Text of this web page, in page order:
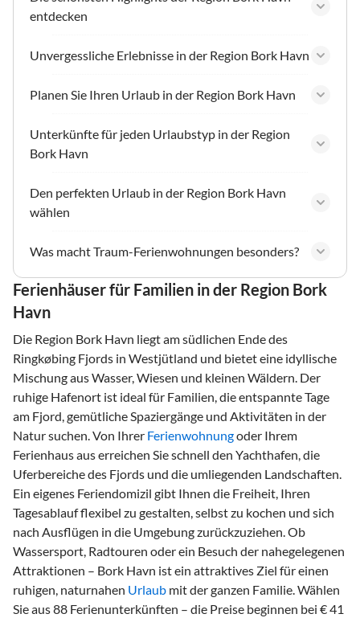
entdecken
Unvergessliche Erlebnisse in der Region Bork Havn
Planen Sie Ihren Urlaub in der Region Bork Havn
Unterkünfte für jeden Urlaubstyp in der Region
Bork Havn
Den perfekten Urlaub in der Region Bork Havn
wählen
Was macht Traum-Ferienwohnungen besonders?
Ferienhäuser für Familien in der Region Bork
Havn
Die Region Bork Havn liegt am südlichen Ende des
Ringkøbing Fjords in Westjütland und bietet eine idyllische
Mischung aus Wasser, Wiesen und kleinen Wäldern. Der
ruhige Hafenort ist ideal für Familien, die entspannte Tage
am Fjord, gemütliche Spaziergänge und Aktivitäten in der
Natur suchen. Von Ihrer Ferienwohnungoder Ihrem
Ferienhaus aus erreichen Sie schnell den Yachthafen, die
Uferbereiche des Fjords und die umliegenden Landschaften.
Ein eigenes Feriendomizil gibt Ihnen die Freiheit, Ihren
Tagesablauf flexibel zu gestalten, selbst zu kochen und sich
nach Ausflügen in die Umgebung zurückzuziehen. Ob
Wassersport, Radtouren oder ein Besuch der nahegelegenen
Attraktionen – Bork Havn ist ein attraktives Ziel für einen
ruhigen, naturnahen Urlaub mit der ganzen Familie. Wählen
Sie aus 88 Ferienunterkünften – die Preise beginnen bei € 41